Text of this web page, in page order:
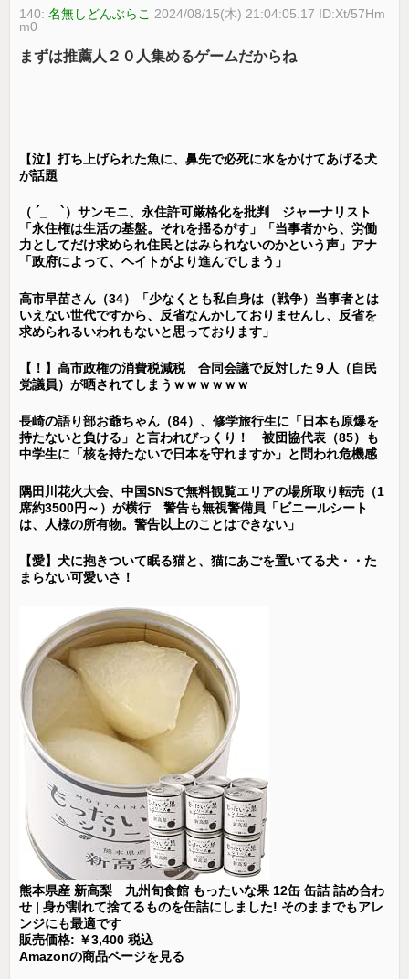
140:名無しどんぶらこ 2024/08/15(木) 21:04:05.17 ID:Xt/57Hm
m0
まずは推薦人２０人集めるゲームだからね
【泣】打ち上げられた魚に、鼻先で必死に水をかけてあげる犬
が話題
（ ´_ゝ`）サンモニ、永住許可厳格化を批判 ジャーナリスト
「永住権は生活の基盤。それを揺るがす」「当事者から、労働
力としてだけ求められ住民とはみられないのかという声」アナ
「政府によって、ヘイトがより進んでしまう」
高市早苗さん（34）「少なくとも私自身は（戦争）当事者とは
いえない世代ですから、反省なんかしておりませんし、反省を
求められるいわれもないと思っております」
【！】高市政権の消費税減税 合同会議で反対した９人（自民
党議員）が晒されてしまうｗｗｗｗｗｗ
長崎の語り部お爺ちゃん（84）、修学旅行生に「日本も原爆を
持たないと負ける」と言われびっくり！ 被団協代表（85）も
中学生に「核を持たないで日本を守れますか」と問われ危機感
隅田川花火大会、中国SNSで無料観覧エリアの場所取り転売（1
席約3500円～）が横行 警告も無視警備員「ビニールシート
は、人様の所有物。警告以上のことはできない」
【愛】犬に抱きついて眠る猫と、猫にあごを置いてる犬・・た
まらない可愛いさ！
熊本県産 新高梨 九州旬食館 もったいな果 12缶 缶詰 詰め合わ
せ | 身が割れて捨てるものを缶詰にしました! そのままでもアレ
ンジにも最適です
販売価格: ￥3,400 税込
Amazonの商品ページを見る